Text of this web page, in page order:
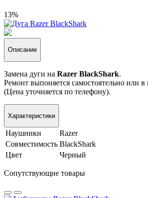
13%
Описание
Замена дуги на Razer BlackShark.
Ремонт выпоняется самостоятельно или
(Цена уточняется по телефону).
Характеристики
Наушники
Razer
Совместимость BlackShark
Цвет
Черный
Сопутствующие товары